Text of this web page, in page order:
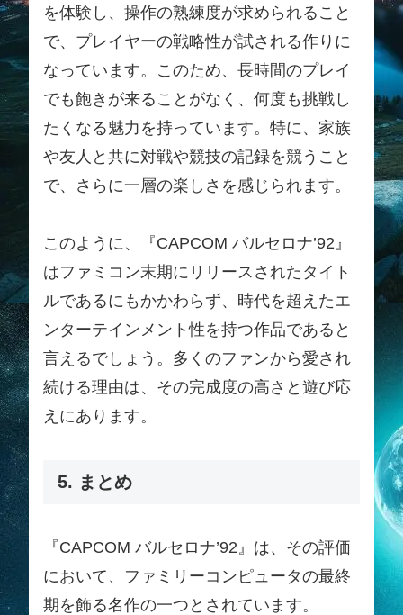
を体験し、操作の熟練度が求められること
で、プレイヤーの戦略性が試される作りに
なっています。このため、長時間のプレイ
でも飽きが来ることがなく、何度も挑戦し
たくなる魅力を持っています。特に、家族
や友人と共に対戦や競技の記録を競うこと
で、さらに一層の楽しさを感じられます。
このように、『CAPCOM バルセロナ’92』
はファミコン末期にリリースされたタイト
ルであるにもかかわらず、時代を超えたエ
ンターテインメント性を持つ作品であると
言えるでしょう。多くのファンから愛され
続ける理由は、その完成度の高さと遊び応
えにあります。
5. まとめ
『CAPCOM バルセロナ’92』は、その評価
において、ファミリーコンピュータの最終
期を飾る名作の一つとされています。